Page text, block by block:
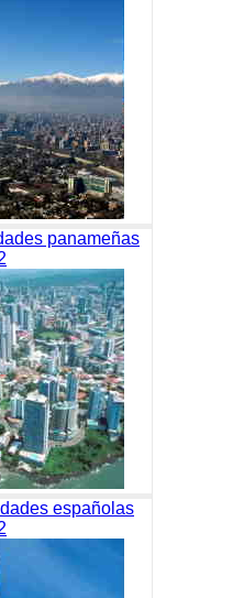
panameñas
españolas